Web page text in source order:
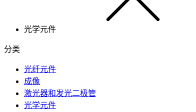
光学元件
分类
光纤元件
成像
激光器和发光二极管
光学元件